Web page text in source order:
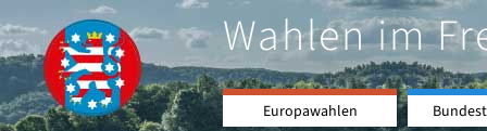
Wahlen im
Europawahlen